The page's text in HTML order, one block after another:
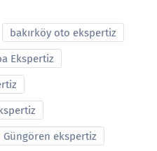
bakırköy oto ekspertiz
Ekspertiz
Güngören ekspertiz